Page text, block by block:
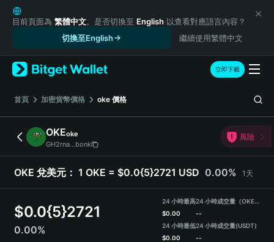
English
日本語
Русский
Español (Latinoamérica)
Türkçe
Italiano
Deutsch
简体中文
繁體中文
Português (Portugal)
हिन्दी
目前頁面為 繁體中文。是否切換至 English 以查看對應語言內容？
切換至English
繼續使用繁體中文
立即下載
首頁 加密貨幣價格 oke 價格
OKEoke
GH2rna...bonk
風險
OKE 兌美元： 1 OKE = $0.0{5}2721 USD 0.00% 1天
$0.0{5}2721
0.00%
24 小時最高
$0.00
24 小時最低
$0.00
24 小時成交量（OKE）
--
24 小時成交量(USDT)
--